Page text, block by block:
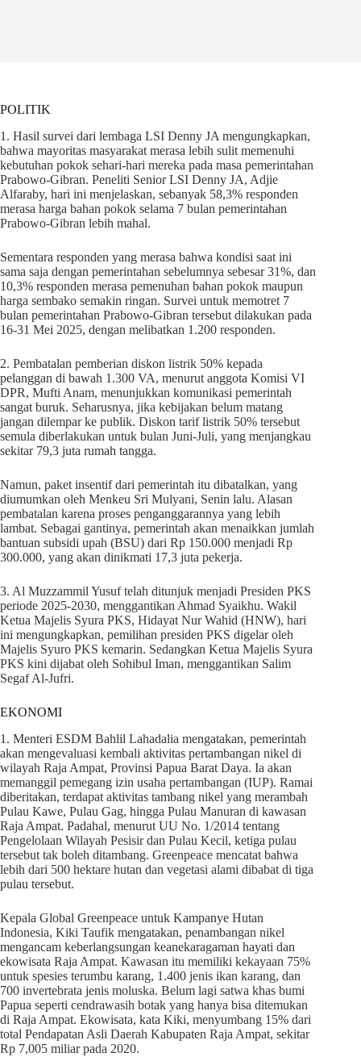
POLITIK
1. Hasil survei dari lembaga LSI Denny JA mengungkapkan,
bahwa mayoritas masyarakat merasa lebih sulit memenuhi
kebutuhan pokok sehari-hari mereka pada masa pemerintahan
Prabowo-Gibran. Peneliti Senior LSI Denny JA, Adjie
Alfaraby, hari ini menjelaskan, sebanyak 58,3% responden
merasa harga bahan pokok selama 7 bulan pemerintahan
Prabowo-Gibran lebih mahal.
Sementara responden yang merasa bahwa kondisi saat ini
sama saja dengan pemerintahan sebelumnya sebesar 31%, dan
10,3% responden merasa pemenuhan bahan pokok maupun
harga sembako semakin ringan. Survei untuk memotret 7
bulan pemerintahan Prabowo-Gibran tersebut dilakukan pada
16-31 Mei 2025, dengan melibatkan 1.200 responden.
2. Pembatalan pemberian diskon listrik 50% kepada
pelanggan di bawah 1.300 VA, menurut anggota Komisi VI
DPR, Mufti Anam, menunjukkan komunikasi pemerintah
sangat buruk. Seharusnya, jika kebijakan belum matang
jangan dilempar ke publik. Diskon tarif listrik 50% tersebut
semula diberlakukan untuk bulan Juni-Juli, yang menjangkau
sekitar 79,3 juta rumah tangga.
Namun, paket insentif dari pemerintah itu dibatalkan, yang
diumumkan oleh Menkeu Sri Mulyani, Senin lalu. Alasan
pembatalan karena proses penganggarannya yang lebih
lambat. Sebagai gantinya, pemerintah akan menaikkan jumlah
bantuan subsidi upah (BSU) dari Rp 150.000 menjadi Rp
300.000, yang akan dinikmati 17,3 juta pekerja.
3. Al Muzzammil Yusuf telah ditunjuk menjadi Presiden PKS
periode 2025-2030, menggantikan Ahmad Syaikhu. Wakil
Ketua Majelis Syura PKS, Hidayat Nur Wahid (HNW), hari
ini mengungkapkan, pemilihan presiden PKS digelar oleh
Majelis Syuro PKS kemarin. Sedangkan Ketua Majelis Syura
PKS kini dijabat oleh Sohibul Iman, menggantikan Salim
Segaf Al-Jufri.
EKONOMI
1. Menteri ESDM Bahlil Lahadalia mengatakan, pemerintah
akan mengevaluasi kembali aktivitas pertambangan nikel di
wilayah Raja Ampat, Provinsi Papua Barat Daya. Ia akan
memanggil pemegang izin usaha pertambangan (IUP). Ramai
diberitakan, terdapat aktivitas tambang nikel yang merambah
Pulau Kawe, Pulau Gag, hingga Pulau Manuran di kawasan
Raja Ampat. Padahal, menurut UU No. 1/2014 tentang
Pengelolaan Wilayah Pesisir dan Pulau Kecil, ketiga pulau
tersebut tak boleh ditambang. Greenpeace mencatat bahwa
lebih dari 500 hektare hutan dan vegetasi alami dibabat di tiga
pulau tersebut.
Kepala Global Greenpeace untuk Kampanye Hutan
Indonesia, Kiki Taufik mengatakan, penambangan nikel
mengancam keberlangsungan keanekaragaman hayati dan
ekowisata Raja Ampat. Kawasan itu memiliki kekayaan 75%
untuk spesies terumbu karang, 1.400 jenis ikan karang, dan
700 invertebrata jenis moluska. Belum lagi satwa khas bumi
Papua seperti cendrawasih botak yang hanya bisa ditemukan
di Raja Ampat. Ekowisata, kata Kiki, menyumbang 15% dari
total Pendapatan Asli Daerah Kabupaten Raja Ampat, sekitar
Rp 7,005 miliar pada 2020.